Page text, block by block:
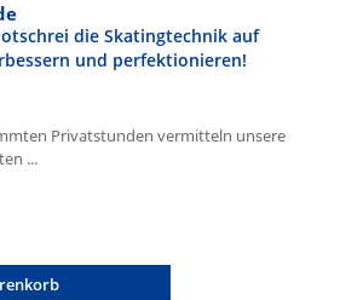
die Skatingtechnik auf
und perfektionieren!
Privatstunden vermitteln unsere
...